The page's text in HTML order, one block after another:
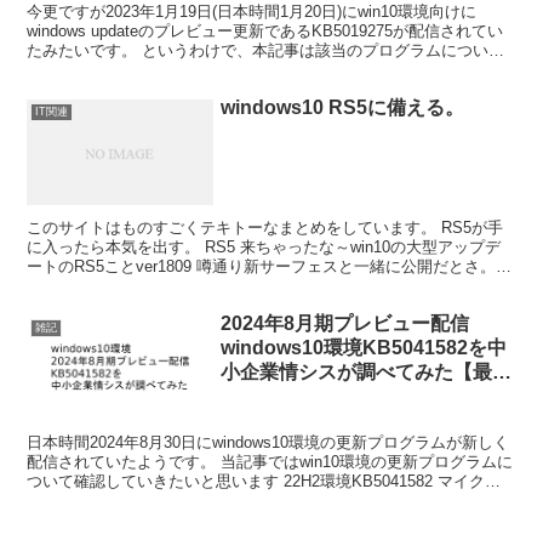
今更ですが2023年1月19日(日本時間1月20日)にwin10環境向けに
windows updateのプレビュー更新であるKB5019275が配信されてい
たみたいです。 というわけで、本記事は該当のプログラムについて
IT関連 windows10 RS5に備える。
このサイトはものすごくテキトーなまとめをしています。 RS5が手
に入ったら本気を出す。 RS5 来ちゃったな～win10の大型アップデ
ートのRS5ことver1809 噂通り新サーフェスと一緒に公開だとさ。
雑記
2024年8月期プレビュー配信
windows10環境KB5041582を中
小企業情シスが調べてみた【最
気のせい？】
日本時間2024年8月30日にwindows10環境の更新プログラムが新しく
配信されていたようです。 当記事ではwin10環境の更新プログラムに
ついて確認していきたいと思います 22H2環境KB5041582 マイクロ